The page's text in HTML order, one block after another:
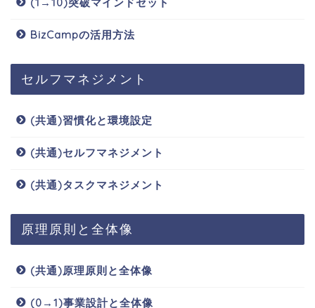
BizCampの活用方法
セルフマネジメント
(共通)習慣化と環境設定
(共通)セルフマネジメント
(共通)タスクマネジメント
原理原則と全体像
(共通)原理原則と全体像
(0→1)事業設計と全体像